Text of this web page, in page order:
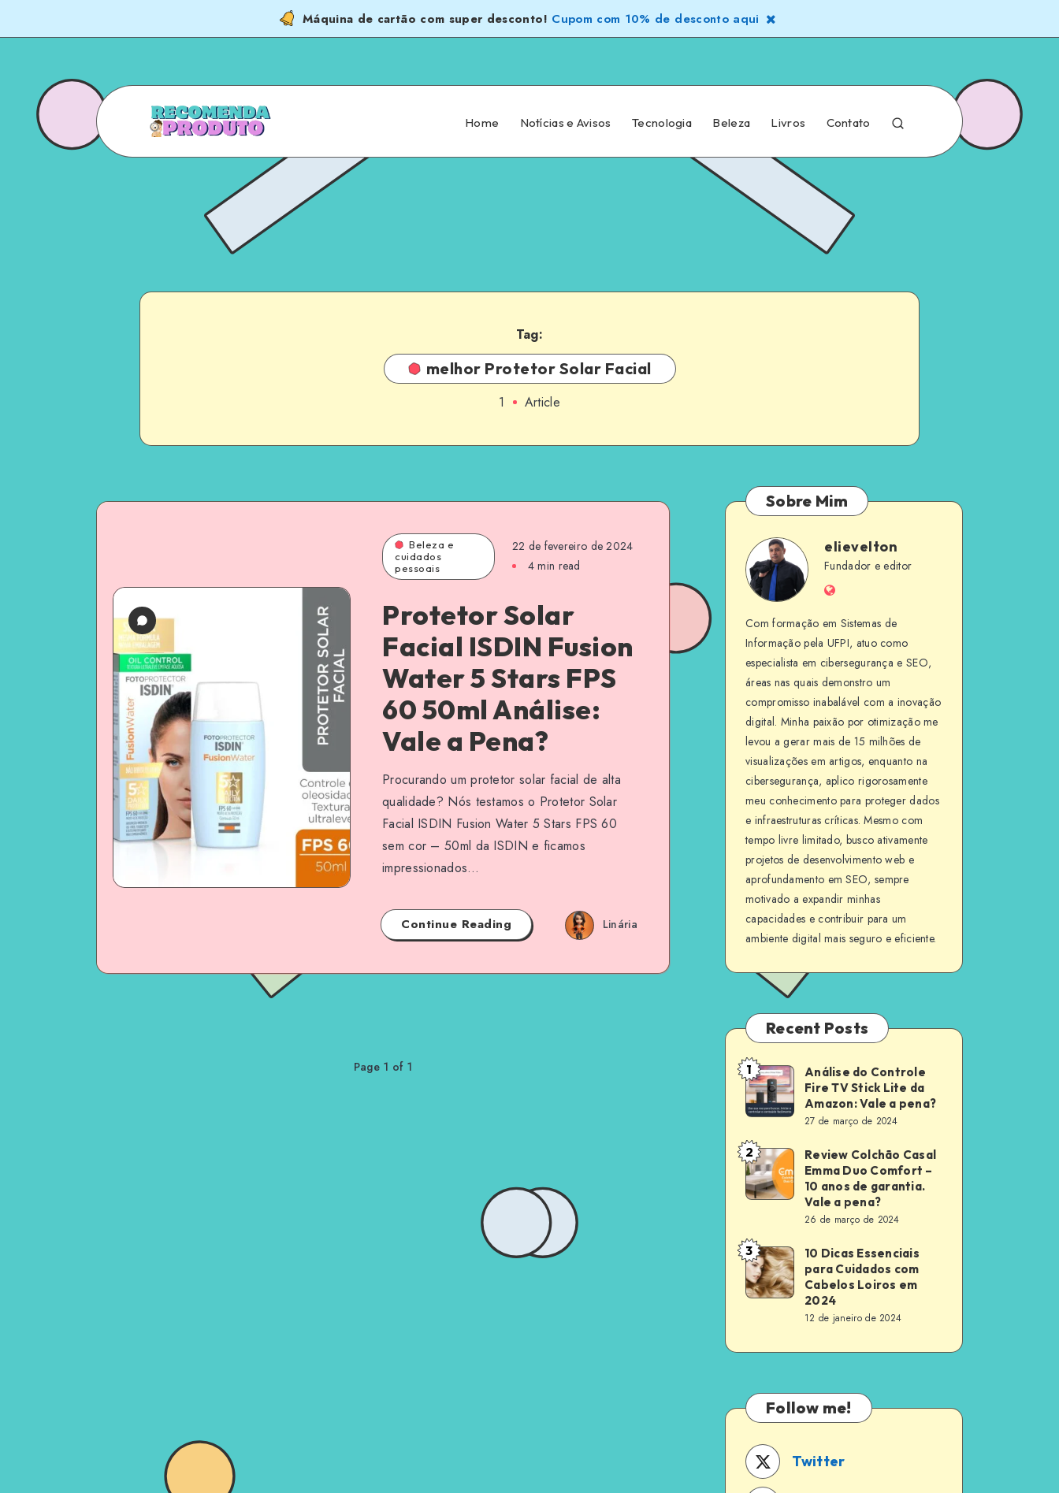
Máquina de cartão com super desconto! Cupom com 10% de desconto aqui
Home Notícias e Avisos Tecnologia Beleza Livros Contato
Tag:
melhor Protetor Solar Facial
1 Article
Beleza e
cuidados
pessoais
22 de fevereiro de 2024
4 min read
Protetor Solar
Facial ISDIN Fusion
Water 5 Stars FPS
60 50ml Análise:
Vale a Pena?
Procurando um protetor solar facial de alta
qualidade? Nós testamos o Protetor Solar
Facial ISDIN Fusion Water 5 Stars FPS 60
sem cor – 50ml da ISDIN e ficamos
impressionados…
Continue Reading Linária
Page 1 of 1
Sobre Mim
elievelton
elievelton
Fundador e editor
Website
Com formação em Sistemas de
Informação pela UFPI, atuo como
especialista em cibersegurança e SEO,
áreas nas quais demonstro um
compromisso inabalável com a inovação
digital. Minha paixão por otimização me
levou a gerar mais de 15 milhões de
visualizações em artigos, enquanto na
cibersegurança, aplico rigorosamente
meu conhecimento para proteger dados
e infraestruturas críticas. Mesmo com
tempo livre limitado, busco ativamente
projetos de desenvolvimento web e
aprofundamento em SEO, sempre
motivado a expandir minhas
capacidades e contribuir para um
ambiente digital mais seguro e eficiente.
Recent Posts
Análise
do
Controle
Fire
TV
Stick
Amazon:
Vale
a
1
Análise do Controle
Fire TV Stick Lite da
Amazon: Vale a pena?
27 de março de 2024
Review
Colchão
Casal
Duo
Comfort
–
de
Vale
a
pena?
2
Review Colchão Casal
Emma Duo Comfort –
10 anos de garantia.
Vale a pena?
26 de março de 2024
10
Dicas
Essenciais
Cabelos
Loiros
2024
3
10 Dicas Essenciais
para Cuidados com
Cabelos Loiros em
2024
12 de janeiro de 2024
Follow me!
Twitter